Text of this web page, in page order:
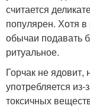
считается
популярен. Хотя
обычаи подавать
ритуальное.
Горчак не
употребляется из-
токсичных